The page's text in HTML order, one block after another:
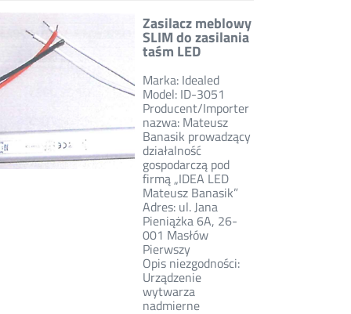
Zasilacz meblowy
SLIM do zasilania
taśm LED
Marka: Idealed
Model: ID-3051
Producent/Importer
nazwa: Mateusz
Banasik prowadzący
działalność
gospodarczą pod
firmą „IDEA LED
Mateusz Banasik”
Adres: ul. Jana
Pieniążka 6A, 26-
001 Masłów
Pierwszy
Opis niezgodności:
Urządzenie
wytwarza
nadmierne